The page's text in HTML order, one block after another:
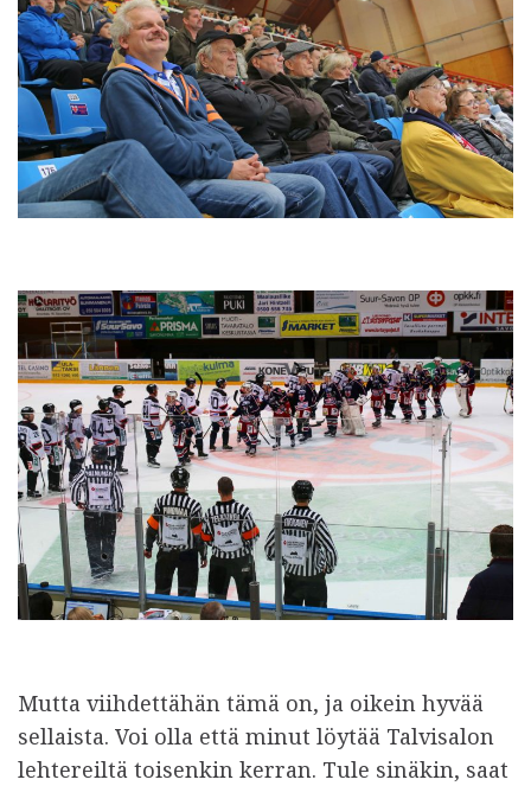
Mutta viihdettähän tämä on, ja oikein hyvää
sellaista. Voi olla että minut löytää Talvisalon
lehtereiltä toisenkin kerran. Tule sinäkin, saat